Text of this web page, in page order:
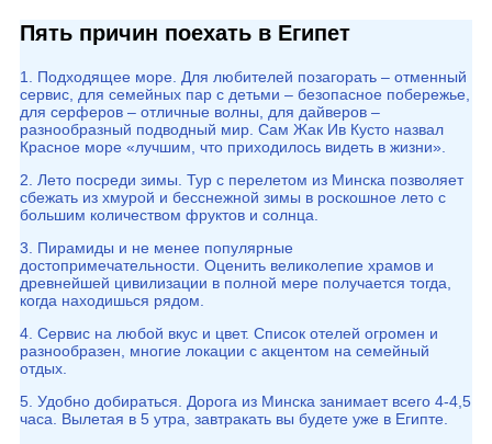
Пять причин поехать в Египет
1. Подходящее море. Для любителей позагорать – отменный
сервис, для семейных пар с детьми – безопасное побережье,
для серферов – отличные волны, для дайверов –
разнообразный подводный мир. Сам Жак Ив Кусто назвал
Красное море «лучшим, что приходилось видеть в жизни».
2. Лето посреди зимы. Тур с перелетом из Минска позволяет
сбежать из хмурой и бесснежной зимы в роскошное лето с
большим количеством фруктов и солнца.
3. Пирамиды и не менее популярные
достопримечательности. Оценить великолепие храмов и
древнейшей цивилизации в полной мере получается тогда,
когда находишься рядом.
4. Сервис на любой вкус и цвет. Список отелей огромен и
разнообразен, многие локации с акцентом на семейный
отдых.
5. Удобно добираться. Дорога из Минска занимает всего 4-4,5
часа. Вылетая в 5 утра, завтракать вы будете уже в Египте.